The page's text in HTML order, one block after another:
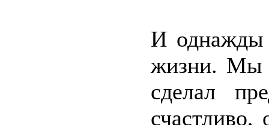
И однажды
жизни. Мы
сделал